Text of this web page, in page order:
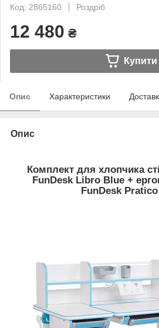
Код: 2865160
Роздріб
12 480 ₴
Купити
Опис Характеристики
Опис
Комплект для хлопчика
FunDesk Libro Blue +
FunDesk